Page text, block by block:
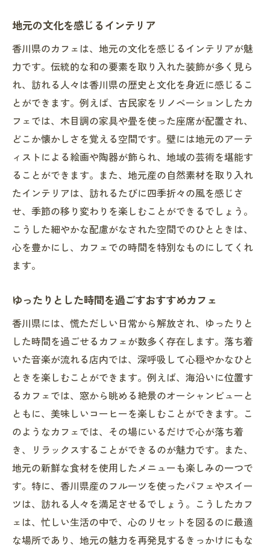
地元の文化を感じるインテリア
香川県のカフェは、地元の文化を感じるインテリアが魅
力です。伝統的な和の要素を取り入れた装飾が多く見ら
れ、訪れる人々は香川県の歴史と文化を身近に感じるこ
とができます。例えば、古民家をリノベーションしたカ
フェでは、木目調の家具や畳を使った座席が配置され、
どこか懐かしさを覚える空間です。壁には地元のアーテ
ィストによる絵画や陶器が飾られ、地域の芸術を堪能す
ることができます。また、地元産の自然素材を取り入れ
たインテリアは、訪れるたびに四季折々の風を感じさ
せ、季節の移り変わりを楽しむことができるでしょう。
こうした細やかな配慮がなされた空間でのひとときは、
心を豊かにし、カフェでの時間を特別なものにしてくれ
ます。
ゆったりとした時間を過ごすおすすめカフェ
香川県には、慌ただしい日常から解放され、ゆったりと
した時間を過ごせるカフェが数多く存在します。落ち着
いた音楽が流れる店内では、深呼吸して心穏やかなひと
ときを楽しむことができます。例えば、海沿いに位置す
るカフェでは、窓から眺める絶景のオーシャンビューと
ともに、美味しいコーヒーを楽しむことができます。こ
のようなカフェでは、その場にいるだけで心が落ち着
き、リラックスすることができるのが魅力です。また、
地元の新鮮な食材を使用したメニューも楽しみの一つで
す。特に、香川県産のフルーツを使ったパフェやスイー
ツは、訪れる人々を満足させるでしょう。こうしたカフ
ェは、忙しい生活の中で、心のリセットを図るのに最適
な場所であり、地元の魅力を再発見するきっかけにもな